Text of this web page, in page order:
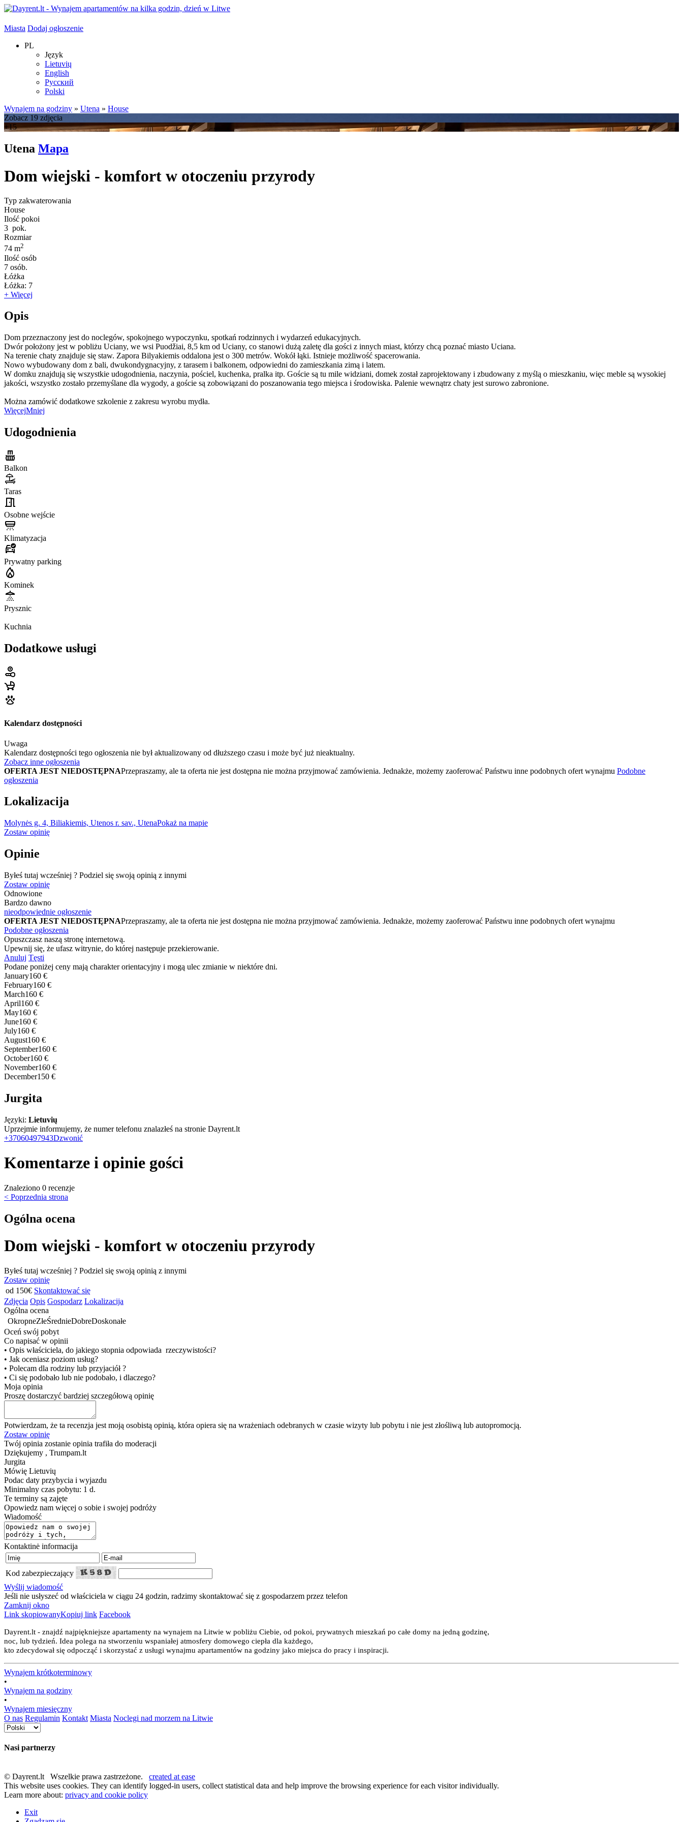
Miasta Dodaj ogłoszenie
PL
Język
Lietuvių
English
Русский
Polski
Wynajem na godziny » Utena » House
Zobacz 19 zdjęcia
+15
Utena Mapa
Dom wiejski - komfort w otoczeniu przyrody
Typ zakwaterowania
House
Ilość pokoi
3 pok.
Rozmiar
74 m2
Ilość osób
7 osób.
Łóżka
Łóżka: 7
+ Więcej
Opis
Dom przeznaczony jest do noclegów, spokojnego wypoczynku, spotkań rodzinnych i wydarzeń edukacyjnych.
Dwór położony jest w pobliżu Uciany, we wsi Puodžiai, 8,5 km od Uciany, co stanowi dużą zaletę dla gości z innych miast, którzy chcą poznać miasto Uciana.
Na terenie chaty znajduje się staw. Zapora Bilyakiemis oddalona jest o 300 metrów. Wokół łąki. Istnieje możliwość spacerowania.
Nowo wybudowany dom z bali, dwukondygnacyjny, z tarasem i balkonem, odpowiedni do zamieszkania zimą i latem.
W domku znajdują się wszystkie udogodnienia, naczynia, pościel, kuchenka, pralka itp. Goście są tu mile widziani, domek został zaprojektowany i zbudowany z myślą o mieszkaniu, więc meble są wysokiej
jakości, wszystko zostało przemyślane dla wygody, a goście są zobowiązani do poszanowania tego miejsca i środowiska. Palenie wewnątrz chaty jest surowo zabronione.
Można zamówić dodatkowe szkolenie z zakresu wyrobu mydła.
WięcejMniej
Udogodnienia
Balkon
Taras
Osobne wejście
Klimatyzacja
Prywatny parking
Kominek
Prysznic
Kuchnia
Dodatkowe usługi
Kalendarz dostępności
Uwaga
Kalendarz dostępności tego ogłoszenia nie był aktualizowany od dłuższego czasu i może być już nieaktualny.
Zobacz inne ogłoszenia
OFERTA JEST NIEDOSTĘPNAPrzepraszamy, ale ta oferta nie jest dostępna nie można przyjmować zamówienia. Jednakże, możemy zaoferować Państwu inne podobnych ofert wynajmu Podobne
ogłoszenia
Lokalizacija
Molynės g. 4, Biliakiemis, Utenos r. sav., UtenaPokaż na mapie
Zostaw opinię
Opinie
Byłeś tutaj wcześniej ? Podziel się swoją opinią z innymi
Zostaw opinię
Odnowione
Bardzo dawno
nieodpowiednie ogłoszenie
OFERTA JEST NIEDOSTĘPNAPrzepraszamy, ale ta oferta nie jest dostępna nie można przyjmować zamówienia. Jednakże, możemy zaoferować Państwu inne podobnych ofert wynajmu
Podobne ogłoszenia
Opuszczasz naszą stronę internetową.
Upewnij się, że ufasz witrynie, do której następuje przekierowanie.
Anuluj Tęsti
Podane poniżej ceny mają charakter orientacyjny i mogą ulec zmianie w niektóre dni.
January160 €
February160 €
March160 €
April160 €
May160 €
June160 €
July160 €
August160 €
September160 €
October160 €
November160 €
December150 €
Jurgita
Języki: Lietuvių
Uprzejmie informujemy, że numer telefonu znalazłeś na stronie Dayrent.lt
+37060497943Dzwonić
Komentarze i opinie gości
Znaleziono 0 recenzje
< Poprzednia strona
Ogólna ocena
Dom wiejski - komfort w otoczeniu przyrody
Byłeś tutaj wcześniej ? Podziel się swoją opinią z innymi
Zostaw opinię
od 150€ Skontaktować się
Zdjęcia Opis Gospodarz Lokalizacija
Ogólna ocena
OkropneZłeŚrednieDobreDoskonałe
Oceń swój pobyt
Co napisać w opinii
• Opis właściciela, do jakiego stopnia odpowiada rzeczywistości?
• Jak oceniasz poziom usług?
• Polecam dla rodziny lub przyjaciół ?
• Ci się podobało lub nie podobało, i dlaczego?
Moja opinia
Proszę dostarczyć bardziej szczegółową opinię
Potwierdzam, że ta recenzja jest moją osobistą opinią, która opiera się na wrażeniach odebranych w czasie wizyty lub pobytu i nie jest złośliwą lub autopromocją.
Zostaw opinię
Twój opinia zostanie opinia trafiła do moderacji
Dziękujemy , Trumpam.lt
Jurgita
Mówię Lietuvių
Podac daty przybycia i wyjazdu
Minimalny czas pobytu: 1 d.
Te terminy są zajęte
Opowiedz nam więcej o sobie i swojej podróży
Wiadomość
Kontaktinė informacija
Kod zabezpieczający
Wyślij wiadomość
Jeśli nie usłyszeć od właściciela w ciągu 24 godzin, radzimy skontaktować się z gospodarzem przez telefon
Zamknij okno
Link skopiowanyKopiuj link Facebook
Dayrent.lt - znajdź najpiękniejsze apartamenty na wynajem na Litwie w pobliżu Ciebie, od pokoi, prywatnych mieszkań po całe domy na jedną godzinę,
noc, lub tydzień. Idea polega na stworzeniu wspaniałej atmosfery domowego ciepła dla każdego,
kto zdecydował się odpocząć i skorzystać z usługi wynajmu apartamentów na godziny jako miejsca do pracy i inspiracji.
Wynajem krótkoterminowy
•
Wynajem na godziny
•
Wynajem miesięczny
O nas Regulamin Kontakt Miasta Noclegi nad morzem na Litwie
Nasi partnerzy
© Dayrent.lt Wszelkie prawa zastrzeżone. created at ease
This website uses cookies. They can identify logged-in users, collect statistical data and help improve the browsing experience for each visitor individually.
Learn more about: privacy and cookie policy
Exit